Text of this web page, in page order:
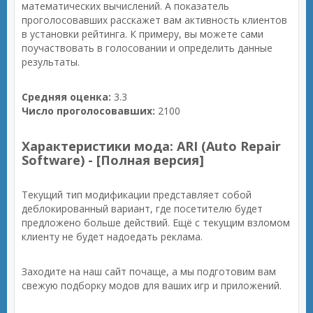
математических вычислений. А показатель
проголосовавших расскажет вам активность клиентов
в установки рейтинга. К примеру, вы можете сами
поучаствовать в голосовании и определить данные
результаты.
Средняя оценка: 3.3
Число проголосовавших: 2100
Характеристики мода: ARI (Auto Repair
Software) - [Полная версия]
Текущий тип модификации представляет собой
деблокированный вариант, где посетителю будет
предложено больше действий. Ещё с текущим взломом
клиенту не будет надоедать реклама.
Заходите на наш сайт почаще, а мы подготовим вам
свежую подборку модов для ваших игр и приложений.